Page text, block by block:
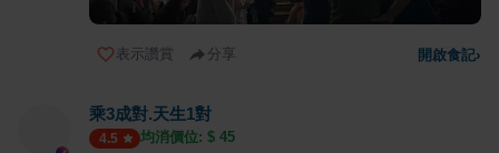
表示讚賞 分享 開啟食記›
乘3成對.天生1對
4.5 均消價位: $ 45